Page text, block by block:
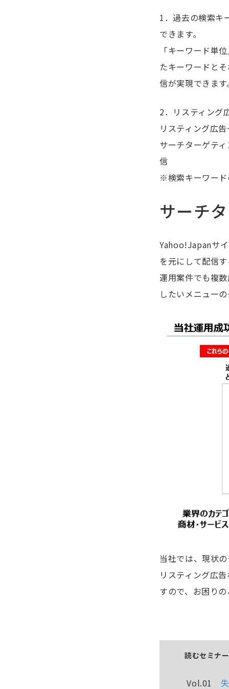
1．過去の検索キ
できます。
「キーワード単
たキーワードと
信が実現できます
2．リスティング
リスティング広
サーチターゲテ
信
※検索キーワー
サーチ
Yahoo!Japanサ
を元にして配信
運用案件でも複
したいメニュー
当社では、現状
リスティング広
すので、お困り
読むセミナ
Vol.01